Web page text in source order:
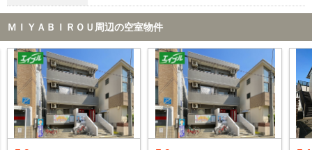
ＭＩＹＡＢＩＲＯＵ周辺の空室物件